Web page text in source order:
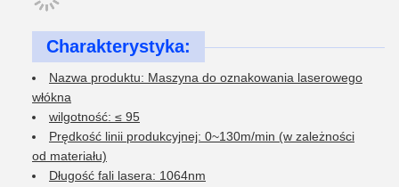
Charakterystyka:
Nazwa produktu: Maszyna do oznakowania laserowego
włókna
wilgotność: ≤ 95
Prędkość linii produkcyjnej: 0~130m/min (w zależności
od materiału)
Długość fali lasera: 1064nm